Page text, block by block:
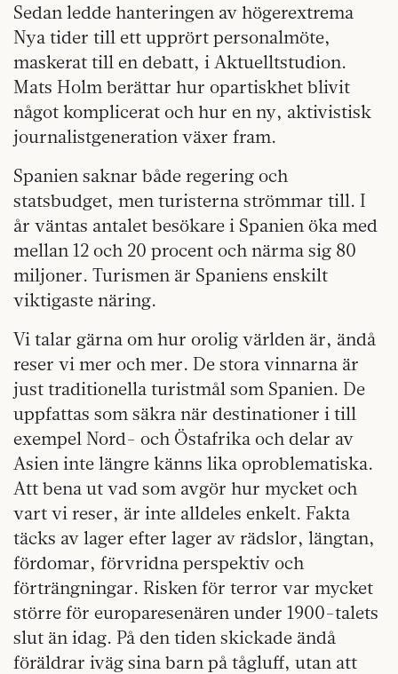
Sedan ledde hanteringen av högerextrema
Nya tider till ett upprört personalmöte,
maskerat till en debatt, i Aktuelltstudion.
Mats Holm berättar hur opartiskhet blivit
något komplicerat och hur en ny, aktivistisk
journalistgeneration växer fram.
Spanien saknar både regering och
statsbudget, men turisterna strömmar till. I
år väntas antalet besökare i Spanien öka med
mellan 12 och 20 procent och närma sig 80
miljoner. Turismen är Spaniens enskilt
viktigaste näring.
Vi talar gärna om hur orolig världen är, ändå
reser vi mer och mer. De stora vinnarna är
just traditionella turistmål som Spanien. De
uppfattas som säkra när destinationer i till
exempel Nord- och Östafrika och delar av
Asien inte längre känns lika oproblematiska.
Att bena ut vad som avgör hur mycket och
vart vi reser, är inte alldeles enkelt. Fakta
täcks av lager efter lager av rädslor, längtan,
fördomar, förvridna perspektiv och
förträngningar. Risken för terror var mycket
större för europaresenären under 1900-talets
slut än idag. På den tiden skickade ändå
föräldrar iväg sina barn på tågluff, utan att